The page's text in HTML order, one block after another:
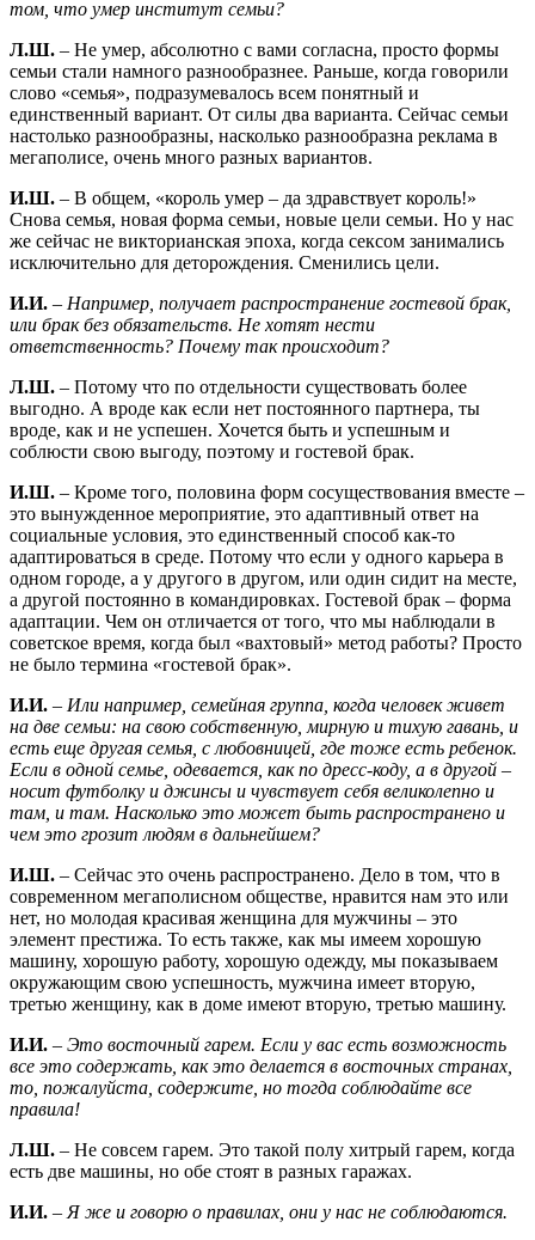
том, что умер институт семьи?
Л.Ш. – Не умер, абсолютно с вами согласна, просто формы
семьи стали намного разнообразнее. Раньше, когда говорили
слово «семья», подразумевалось всем понятный и
единственный вариант. От силы два варианта. Сейчас семьи
настолько разнообразны, насколько разнообразна реклама в
мегаполисе, очень много разных вариантов.
И.Ш. – В общем, «король умер – да здравствует король!»
Снова семья, новая форма семьи, новые цели семьи. Но у нас
же сейчас не викторианская эпоха, когда сексом занимались
исключительно для деторождения. Сменились цели.
И.И. – Например, получает распространение гостевой брак,
или брак без обязательств. Не хотят нести
ответственность? Почему так происходит?
Л.Ш. – Потому что по отдельности существовать более
выгодно. А вроде как если нет постоянного партнера, ты
вроде, как и не успешен. Хочется быть и успешным и
соблюсти свою выгоду, поэтому и гостевой брак.
И.Ш. – Кроме того, половина форм сосуществования вместе –
это вынужденное мероприятие, это адаптивный ответ на
социальные условия, это единственный способ как-то
адаптироваться в среде. Потому что если у одного карьера в
одном городе, а у другого в другом, или один сидит на месте,
а другой постоянно в командировках. Гостевой брак – форма
адаптации. Чем он отличается от того, что мы наблюдали в
советское время, когда был «вахтовый» метод работы? Просто
не было термина «гостевой брак».
И.И. – Или например, семейная группа, когда человек живет
на две семьи: на свою собственную, мирную и тихую гавань, и
есть еще другая семья, с любовницей, где тоже есть ребенок.
Если в одной семье, одевается, как по дресс-коду, а в другой –
носит футболку и джинсы и чувствует себя великолепно и
там, и там. Насколько это может быть распространено и
чем это грозит людям в дальнейшем?
И.Ш. – Сейчас это очень распространено. Дело в том, что в
современном мегаполисном обществе, нравится нам это или
нет, но молодая красивая женщина для мужчины – это
элемент престижа. То есть также, как мы имеем хорошую
машину, хорошую работу, хорошую одежду, мы показываем
окружающим свою успешность, мужчина имеет вторую,
третью женщину, как в доме имеют вторую, третью машину.
И.И. – Это восточный гарем. Если у вас есть возможность
все это содержать, как это делается в восточных странах,
то, пожалуйста, содержите, но тогда соблюдайте все
правила!
Л.Ш. – Не совсем гарем. Это такой полу хитрый гарем, когда
есть две машины, но обе стоят в разных гаражах.
И.И. – Я же и говорю о правилах, они у нас не соблюдаются.